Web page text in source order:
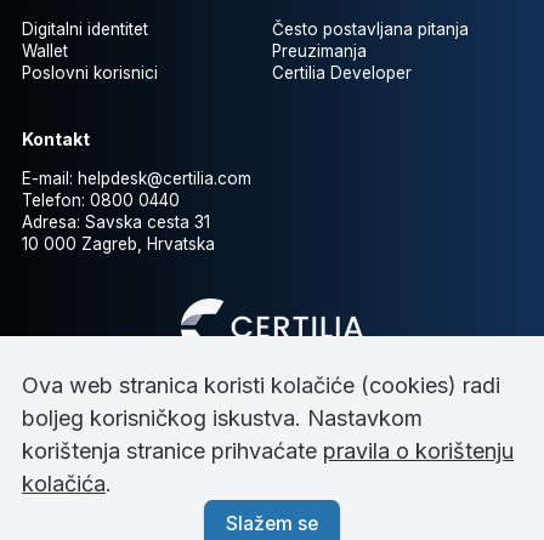
Ova web stranica koristi kolačiće (cookies) radi
boljeg korisničkog iskustva. Nastavkom
korištenja stranice prihvaćate pravila o korištenju
kolačića.
Slažem se
Digitalni identitet
Wallet
Poslovni korisnici
Često postavljana pitanja
Preuzimanja
Certilia Developer
Kontakt
E-mail: helpdesk@certilia.com
Telefon: 0800 0440
Adresa: Savska cesta 31
10 000 Zagreb, Hrvatska
Impressum
Uvjeti korištenja
Pravila o koristenju kolačića